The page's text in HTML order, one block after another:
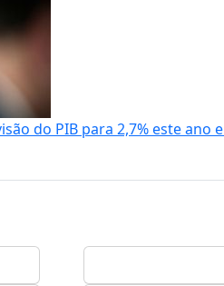
do PIB para 2,7% este ano